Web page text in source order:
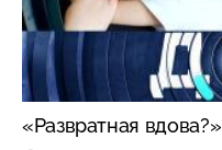
«Развратная вдова?»